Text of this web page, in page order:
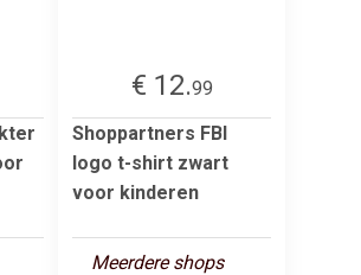
€ 12.99
Shoppartners FBI
logo t-shirt zwart
voor kinderen
Meerdere shops